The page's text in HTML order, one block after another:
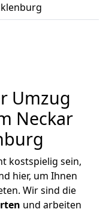
Umzug
Neckar
kostspielig sein,
hier, um Ihnen
Wir sind die
und arbeiten